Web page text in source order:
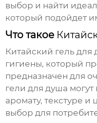
выбор и найти
который подойдет
Что такое
Китайский гель для
гигиены, который
предназначен для
гели для душа могут
аромату, текстуре
выбор для